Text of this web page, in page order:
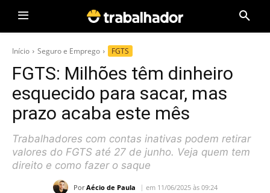
Início Seguro e Emprego FGTS
FGTS: Milhões têm dinheiro
esquecido para sacar, mas
prazo acaba este mês
Trabalhadores com contas inativas podem retirar
valores do FGTS até 27 de junho. Veja quem tem
direito e como fazer o saque
Por Aécio de Paula em 11/06/2025 às 09:24